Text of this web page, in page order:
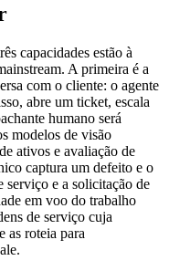
capacidades estão à
A primeira é a
com o cliente: o agente
abre um ticket, escala
humano será
modelos de visão
ativos e avaliação de
captura um defeito e o
serviço e a solicitação de
em voo do trabalho
de serviço cuja
as roteia para